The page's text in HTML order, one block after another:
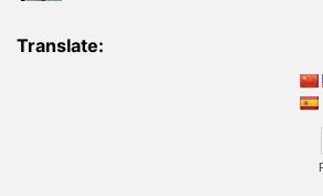
Translate: